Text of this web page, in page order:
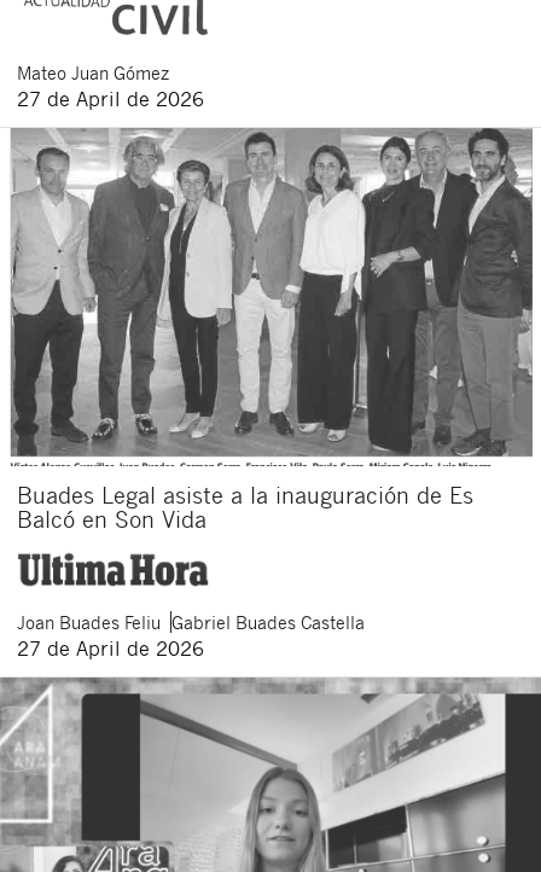
Mateo Juan Gómez
27 de April de 2026
Buades Legal asiste a la inauguración de Es
Balcó en Son Vida
Joan Buades Feliu Gabriel Buades Castella
27 de April de 2026